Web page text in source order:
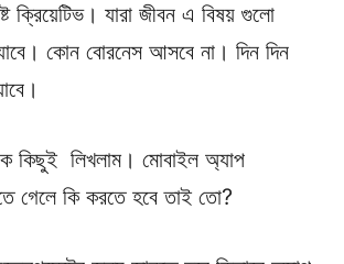
ক্রিয়েটিভ। যারা জীবন এ বিষয় গুলো
কোন বোরনেস আসবে না। দিন দিন
কিছুই লিখলাম। মোবাইল অ্যাপ
গেলে কি করতে হবে তাই তো?